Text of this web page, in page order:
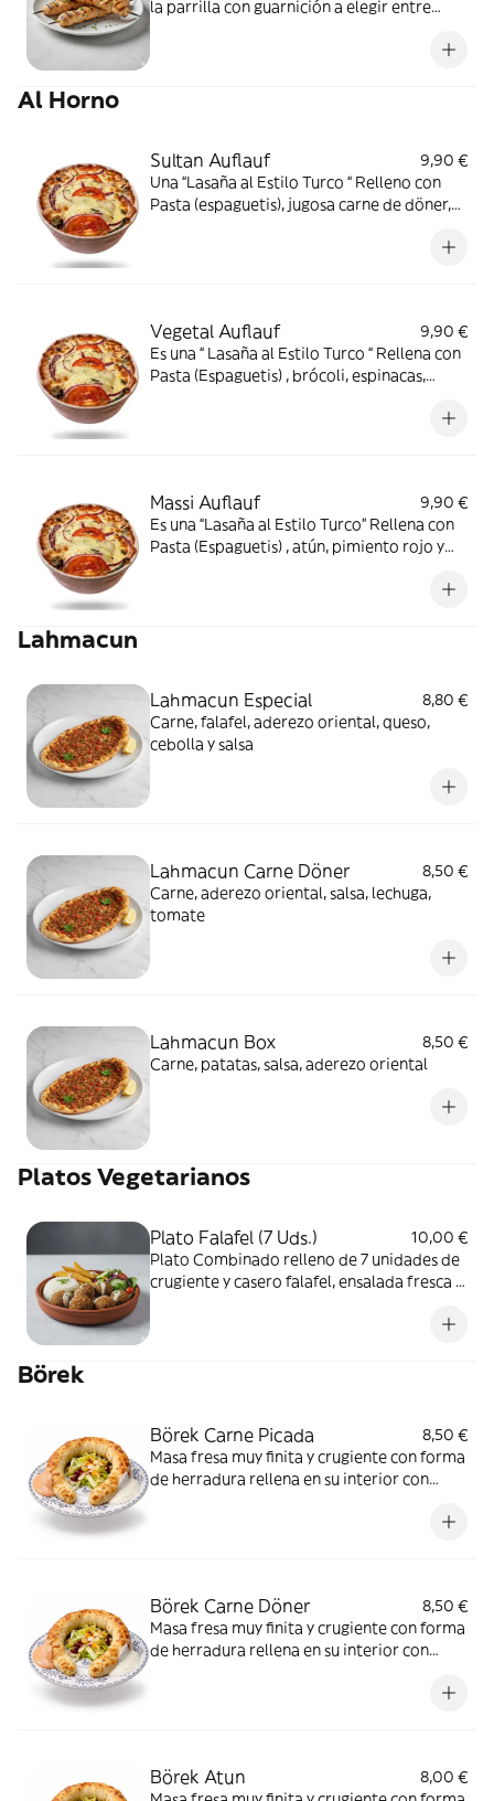
la parrilla con guarnición a elegir entre
Al Horno
Sultan Auflauf
9,90 €
Una “Lasaña al Estilo Turco “ Relleno con
Pasta (espaguetis), jugosa carne de döner,
Vegetal Auflauf
9,90 €
Es una “ Lasaña al Estilo Turco “ Rellena con
Pasta (Espaguetis) , brócoli, espinacas,
Massi Auflauf
9,90 €
Es una “Lasaña al Estilo Turco” Rellena con
Pasta (Espaguetis) , atún, pimiento rojo y
Lahmacun
Lahmacun Especial
8,80 €
Carne, falafel, aderezo oriental, queso,
cebolla y salsa
Lahmacun Carne Döner
8,50 €
Carne, aderezo oriental, salsa, lechuga,
tomate
Lahmacun Box
8,50 €
Carne, patatas, salsa, aderezo oriental
Platos Vegetarianos
Plato Falafel (7 Uds.)
10,00 €
Plato Combinado relleno de 7 unidades de
crugiente y casero falafel, ensalada fresca ,
Börek
Börek Carne Picada
8,50 €
Masa fresa muy finita y crugiente con forma
de herradura rellena en su interior con
mozarella y fuera de guarnición verduras
Börek Carne Döner
8,50 €
Masa fresa muy finita y crugiente con forma
de herradura rellena en su interior con
Börek Atun
8,00 €